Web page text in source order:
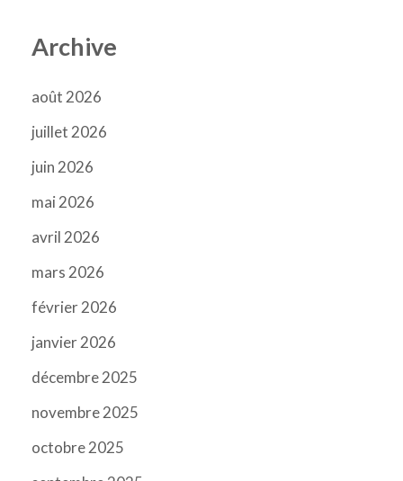
Archive
août 2026
juillet 2026
juin 2026
mai 2026
avril 2026
mars 2026
février 2026
janvier 2026
décembre 2025
novembre 2025
octobre 2025